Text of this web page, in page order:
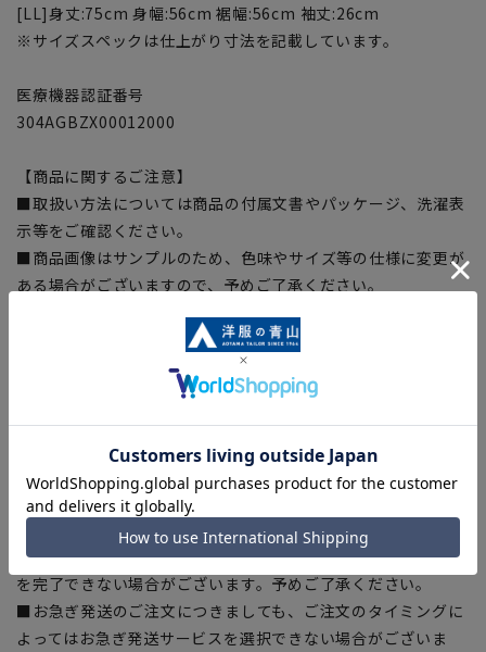
[LL]身丈:75cm 身幅:56cm 裾幅:56cm 袖丈:26cm
※サイズスペックは仕上がり寸法を記載しています。
医療機器認証番号
304AGBZX00012000
【商品に関するご注意】
■取扱い方法については商品の付属文書やパッケージ、洗濯表
示等をご確認ください。
■商品画像はサンプルのため、色味やサイズ等の仕様に変更が
ある場合がございますので、予めご了承ください。
干の誤差が生じる場合がございます。予めご了承ください。
■サイズスペックは仕上がりサイズを記載しております。一
部、商品現物におすすめサイズ(ヌードサイズ)を記載している
商品もございます。
■ブラウザやお使いのモニター環境、また撮影時の室内外の光
加減により、実際の商品と掲載画像の色味が異なる場合がござ
います。
■店舗や各モールサイトと商品在庫を共有しております関係
上、ご注文いただいたタイミングにより欠品が発生し、ご注文
を完了できない場合がございます。予めご了承ください。
■お急ぎ発送のご注文につきましても、ご注文のタイミングに
よってはお急ぎ発送サービスを選択できない場合がございま